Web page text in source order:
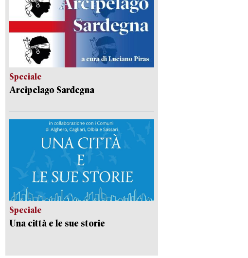
Speciale
Arcipelago Sardegna
Speciale
Una città e le sue storie